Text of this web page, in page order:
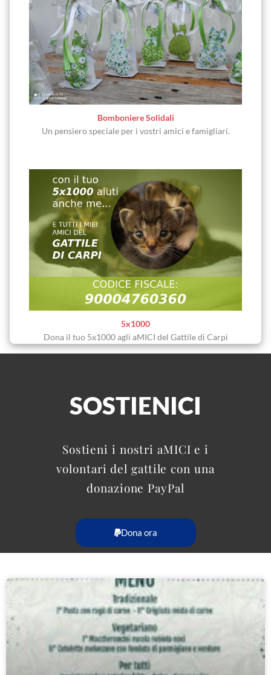
Bomboniere Solidali
Un pensiero speciale per i vostri amici e famigliari.
5x1000
Dona il tuo 5x1000 agli aMICI del Gattile di Carpi
SOSTIENICI
Sostieni i nostri aMICI e i
volontari del gattile con una
donazione PayPal
Dona ora